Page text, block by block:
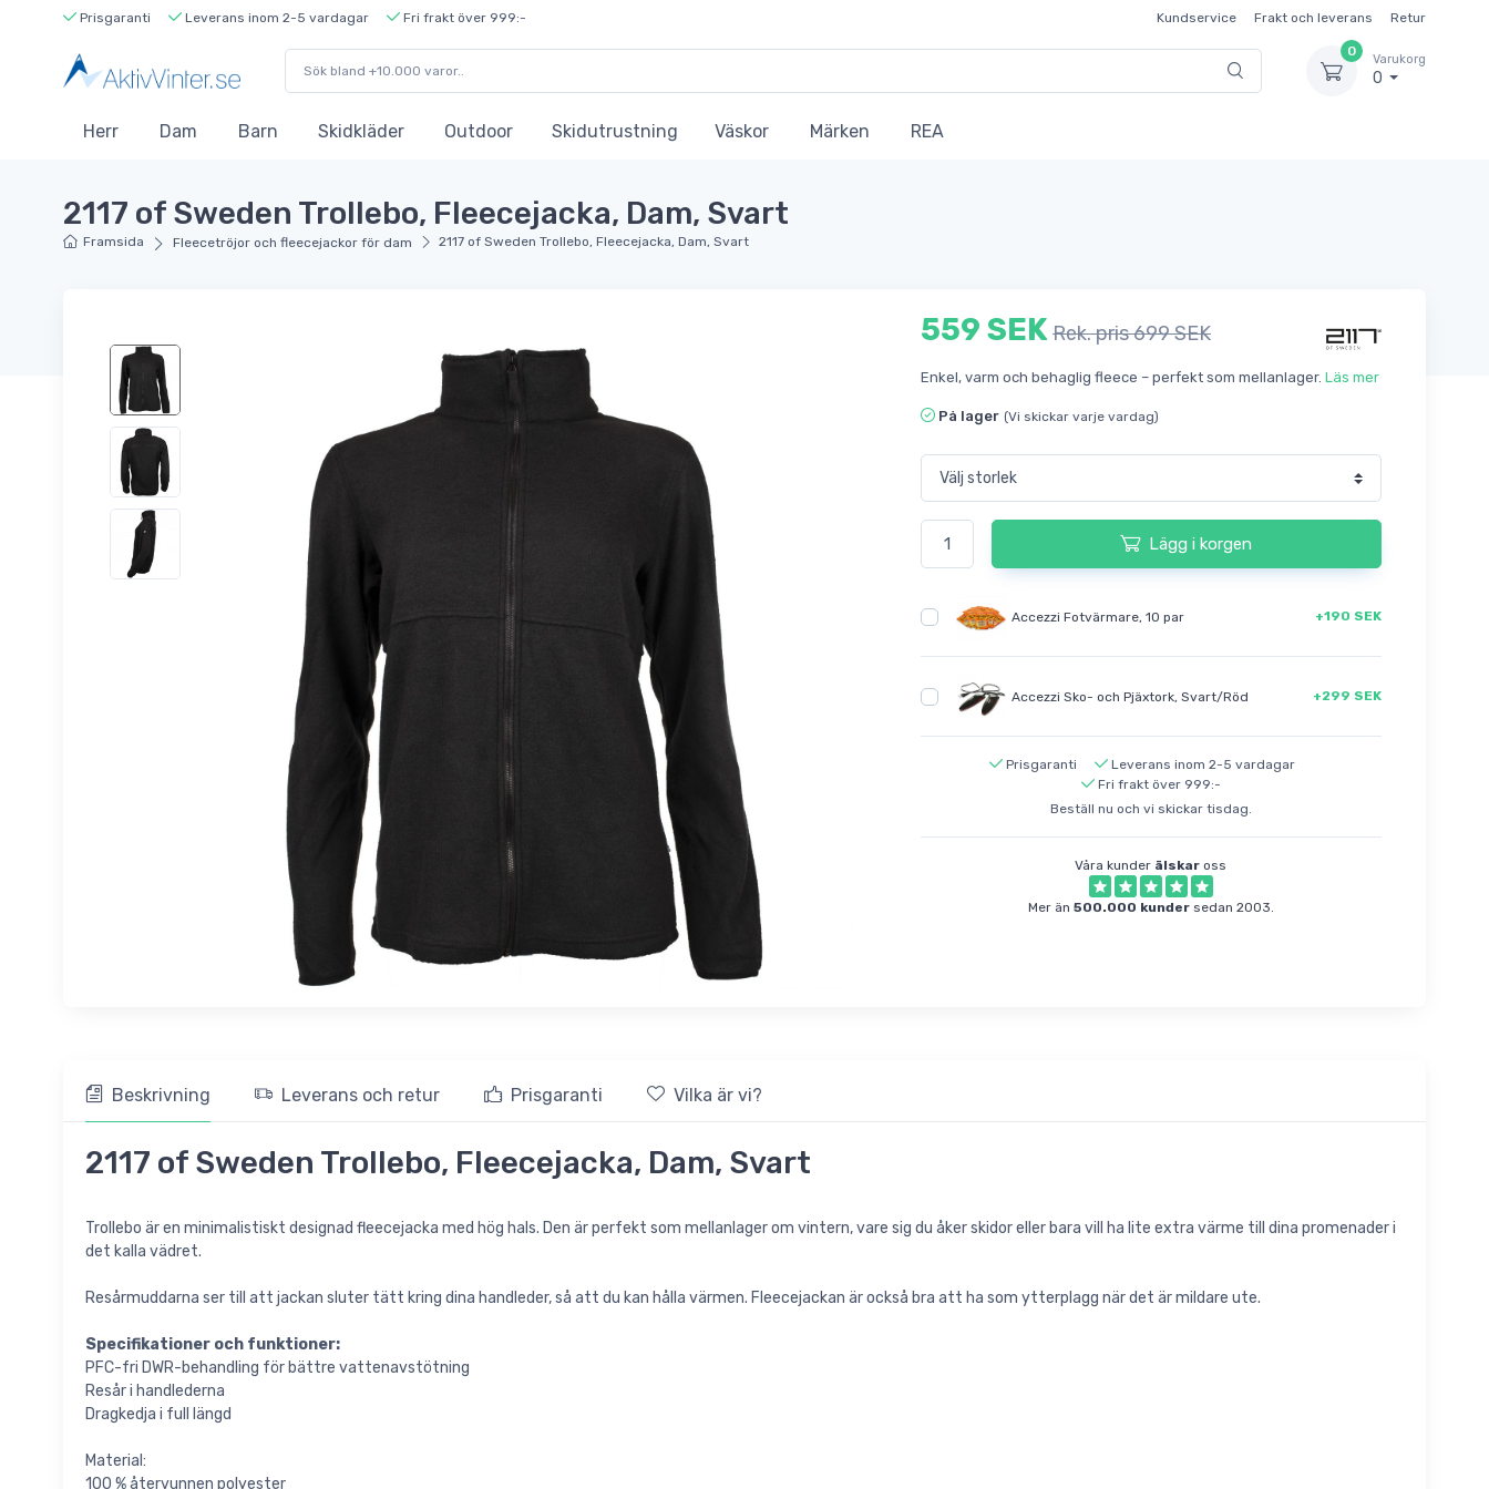
Prisgaranti Leverans inom 2-5 vardagar Fri frakt över 999:- Kundservice Frakt och leverans Retur
0
Varukorg
0
Herr Dam Barn Skidkläder Outdoor Skidutrustning Väskor Märken REA
2117 of Sweden Trollebo, Fleecejacka, Dam, Svart
Framsida Fleecetröjor och fleecejackor för dam 2117 of Sweden Trollebo, Fleecejacka, Dam, Svart
559 SEK Rek. pris 699 SEK
Enkel, varm och behaglig fleece – perfekt som mellanlager. Läs mer
På lager (Vi skickar varje vardag)
Lägg i korgen
Accezzi Fotvärmare, 10 par +190 SEK
Accezzi Sko- och Pjäxtork, Svart/Röd +299 SEK
Prisgaranti
Leverans inom 2-5 vardagar
Fri frakt över 999:-
Beställ nu och vi skickar tisdag.
Våra kunder älskar oss
Mer än 500.000 kundersedan 2003.
Beskrivning Leverans och retur Prisgaranti Vilka är vi?
2117 of Sweden Trollebo, Fleecejacka, Dam, Svart
Trollebo är en minimalistiskt designad fleecejacka med hög hals. Den är perfekt som mellanlager om vintern, vare sig du åker skidor eller bara vill ha lite extra värme till dina promenader i
det kalla vädret.
Resårmuddarna ser till att jackan sluter tätt kring dina handleder, så att du kan hålla värmen. Fleecejackan är också bra att ha som ytterplagg när det är mildare ute.
Specifikationer och funktioner:
PFC-fri DWR-behandling för bättre vattenavstötning
Resår i handlederna
Dragkedja i full längd
Material:
100 % återvunnen polyester